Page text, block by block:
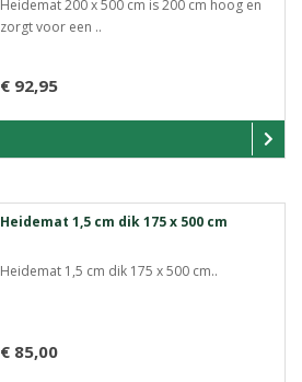
Heidemat 200 x 500 cm is 200 cm hoog en
zorgt voor een ..
€ 92,95
Heidemat 1,5 cm dik 175 x 500 cm
Heidemat 1,5 cm dik 175 x 500 cm..
€ 85,00